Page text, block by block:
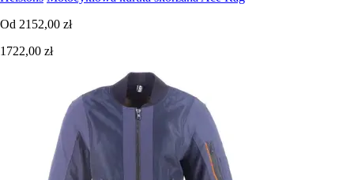
Od 2152,00 zł
1722,00 zł